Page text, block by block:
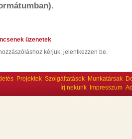
üzenetek
kérjük, jelentkezzen be.
Projektek Szolgáltatások Munkatársak
Írj nekünk
Impresszum